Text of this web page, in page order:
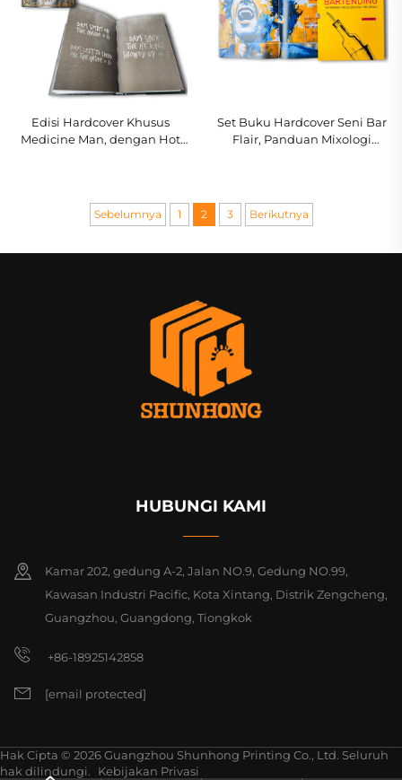
Edisi Hardcover Khusus
Medicine Man, dengan Hot
Set Buku Hardcover Seni Bar
Flair, Panduan Mixologi
Sebelumnya 1 2 3 Berikutnya
HUBUNGI KAMI
Kamar 202, gedung A-2, Jalan NO.9, Gedung NO.99,
Kawasan Industri Pacific, Kota Xintang, Distrik Zengcheng,
Guangzhou, Guangdong, Tiongkok
+86-18925142858
[email protected]
Hak Cipta © 2026 Guangzhou Shunhong Printing Co., Ltd. Seluruh
hak dilindungi.
Kebijakan Privasi